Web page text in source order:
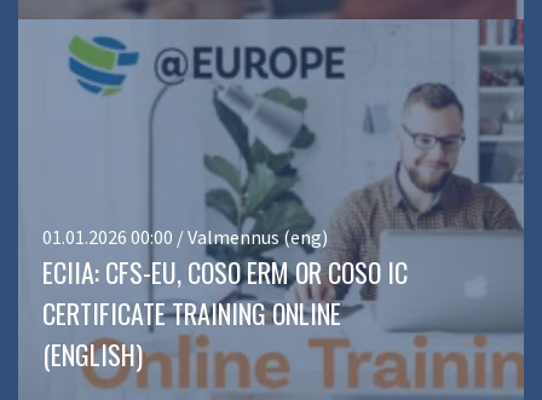
01.01.2026 00:00 / Valmennus (eng)
ECIIA: CFS-EU, COSO ERM OR COSO IC
CERTIFICATE TRAINING ONLINE
(ENGLISH)